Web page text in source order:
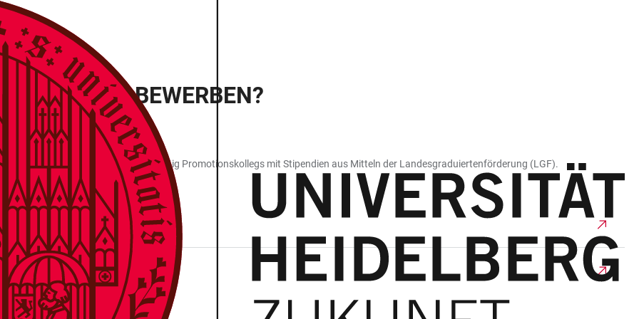
BEWERBEN?
(LGF)
und fördert regelmäßig Promotionskollegs mit Stipendien aus Mitteln der Landesgraduiertenförderung (LGF).